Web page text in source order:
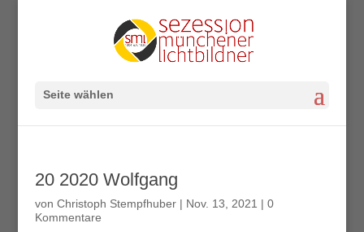
Seite wählen
20 2020 Wolfgang
von Christoph Stempfhuber| Nov. 13, 2021 | 0
Kommentare